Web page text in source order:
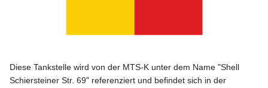
Diese Tankstelle wird von der MTS-K unter dem Name "Shell
Schiersteiner Str. 69" referenziert und befindet sich in der